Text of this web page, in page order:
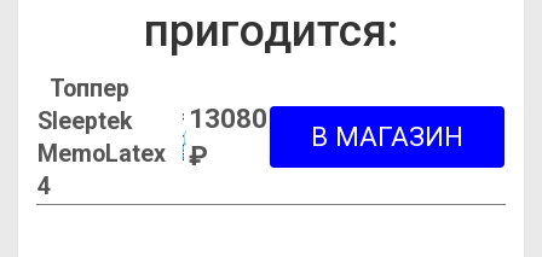
пригодится:
Топпер
Sleeptek
MemoLatex
4
13080
₽